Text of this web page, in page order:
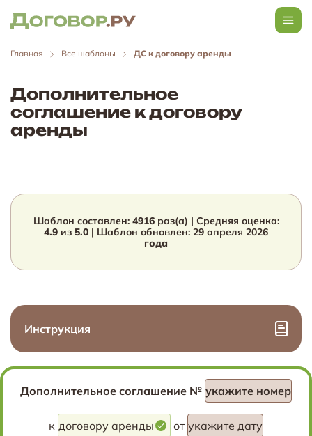
Главная Все шаблоны ДС к договору аренды
Дополнительное
соглашение к договору
аренды
Шаблон составлен: 4916раз(а) | Средняя оценка:
4.9 из 5.0 | Шаблон обновлен: 29 апреля 2026
года
Инструкция
Дополнительное соглашение № укажите номер
к договору аренды от укажите дату